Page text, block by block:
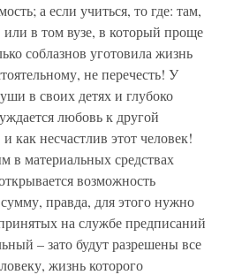
а если учиться, то где: там,
или в том вузе, в который проще
соблазнов уготовила жизнь
не перечесть! У
в своих детях и глубоко
любовь к другой
как несчастлив этот человек!
в материальных средствах
возможность
правда, для этого нужно
на службе предписаний
– зато будут разрешены все
жизнь которого